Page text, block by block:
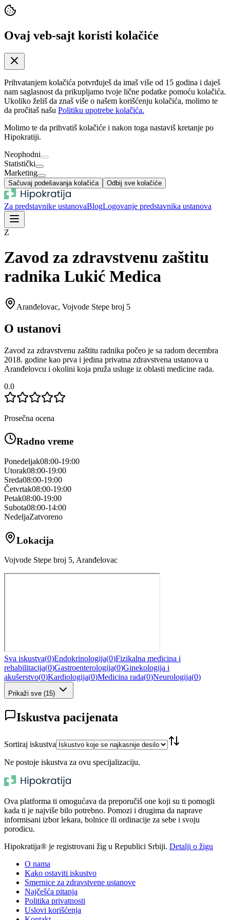
Ovaj veb-sajt koristi kolačiće
Prihvatanjem kolačića potvrđuješ da imaš više od 15 godina i daješ
nam saglasnost da prikupljamo tvoje lične podatke pomoću kolačića.
Ukoliko želiš da znaš više o našem korišćenju kolačića, molimo te
da pročitaš našu Politiku upotrebe kolačića.
Molimo te da prihvatiš kolačiće i nakon toga nastaviš kretanje po
Hipokratiji.
Neophodni
Statistički
Marketing
Sačuvaj podešavanja kolačića Odbij sve kolačiće
Za predstavnike ustanovaBlogLogovanje predstavnika ustanova
Z
Zavod za zdravstvenu zaštitu
radnika Lukić Medica
Aranđelovac, Vojvode Stepe broj 5
O ustanovi
Zavod za zdravstvenu zaštitu radnika počeo je sa radom decembra
2018. godine kao prva i jedina privatna zdravstvena ustanova u
Aranđelovcu i okolini koja pruža usluge iz oblasti medicine rada.
0.0
Prosečna ocena
Radno vreme
Ponedeljak08:00-19:00
Utorak08:00-19:00
Sreda08:00-19:00
Četvrtak08:00-19:00
Petak08:00-19:00
Subota08:00-14:00
NedeljaZatvoreno
Lokacija
Vojvode Stepe broj 5, Aranđelovac
Sva iskustva(0)Endokrinologija(0)Fizikalna medicina i
rehabilitacija(0)Gastroenterologija(0)Ginekologija i
akušerstvo(0)Kardiologija(0)Medicina rada(0)Neurologija(0)
Prikaži sve (15)
Iskustva pacijenata
Sortiraj iskustva
Ne postoje iskustva za ovu specijalizaciju.
Ova platforma ti omogućava da preporučiš one koji su ti pomogli
kada ti je najviše bilo potrebno. Pomozi i drugima da naprave
informisani izbor lekara, bolnice ili ordinacije za sebe i svoju
porodicu.
Hipokratija® je registrovani žig u Republici Srbiji. Detalji o žigu
O nama
Kako ostaviti iskustvo
Smernice za zdravstvene ustanove
Najčešća pitanja
Politika privatnosti
Uslovi korišćenja